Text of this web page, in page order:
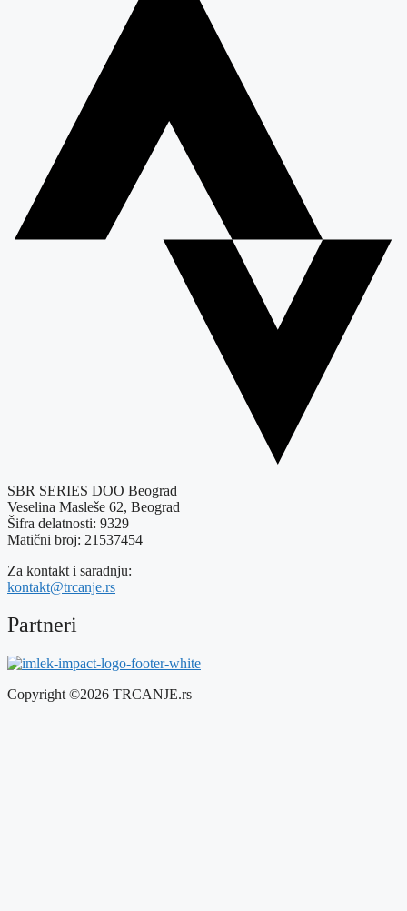
SBR SERIES DOO Beograd
Veselina Masleše 62, Beograd
Šifra delatnosti: 9329
Matični broj: 21537454
Za kontakt i saradnju:
kontakt@trcanje.rs
Partneri
Copyright ©2026 TRCANJE.rs